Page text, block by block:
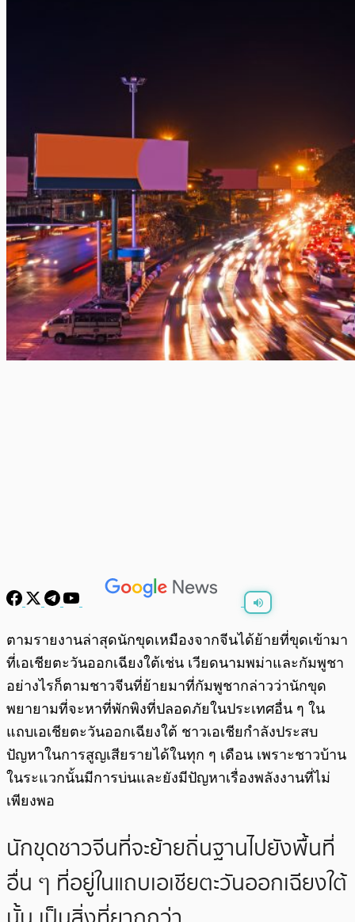
0:00/ 0:00
ตามรายงานล่าสุดนักขุดเหมืองจากจีนได้ย้ายที่ขุดเข้ามา
ที่เอเชียตะวันออกเฉียงใต้เช่น เวียดนามพม่าและกัมพูชา
อย่างไรก็ตามชาวจีนที่ย้ายมาที่กัมพูชากล่าวว่านักขุด
พยายามที่จะหาที่พักพิงที่ปลอดภัยในประเทศอื่น ๆ ใน
แถบเอเชียตะวันออกเฉียงใต้ ชาวเอเชียกำลังประสบ
ปัญหาในการสูญเสียรายได้ในทุก ๆ เดือน เพราะชาวบ้าน
ในระแวกนั้นมีการบ่นและยังมีปัญหาเรื่องพลังงานที่ไม่
เพียงพอ
นักขุดชาวจีนที่จะย้ายถิ่นฐานไปยังพื้นที่
อื่น ๆ ที่อยู่ในแถบเอเชียตะวันออกเฉียงใต้